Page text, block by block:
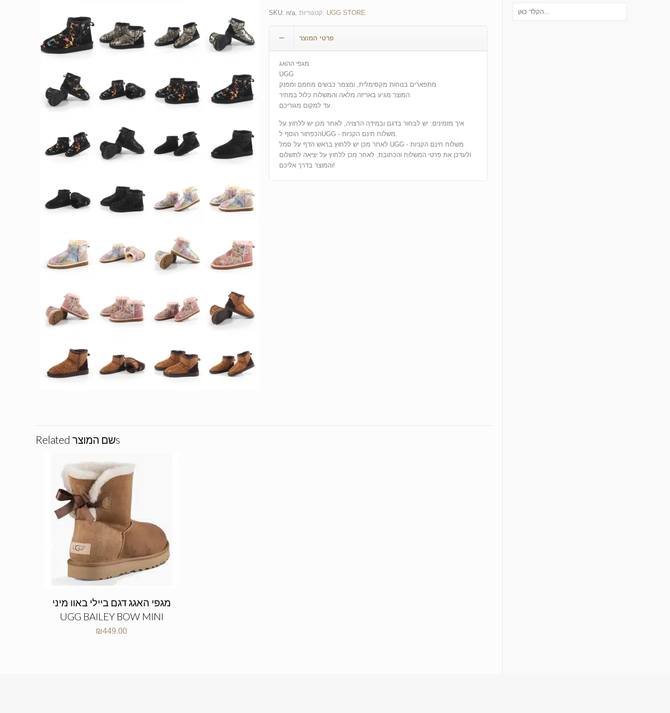
SKU: n/a. קטגוריות: UGG STORE.
פרטי המוצר
מגפי ההאג
UGG
מתפארים בנוחות מקסימלית, ומצמר כבשים מחמם ומפנק
המוצר מגיע באריזה מלאה והמשלוח כלול במחיר
עד למקום מגוריכם.
איך מזמינים: יש לבחור בדגם ובמידה הרצויה, לאחר מכן יש ללחוץ על
הכפתור הוסף לUGG - משלוח חינם הקניות.
לאחר מכן יש ללחוץ בראש הדף על סמל UGG - משלוח חינם הקניות
ולעדכן את פרטי המשלוח והכתובת, לאחר מכן ללחוץ על יציאה לתשלום
והמוצר בדרך אליכם!
Related שם המוצרs
מגפי האגג דגם ביילי באוו מיני
UGG BAILEY BOW MINI
₪449.00